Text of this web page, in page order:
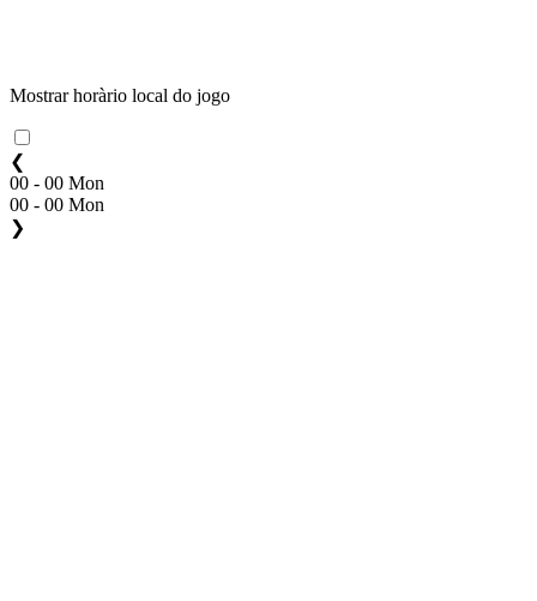
Mostrar horàrio local do jogo
❮
00 - 00 Mon
00 - 00 Mon
❯